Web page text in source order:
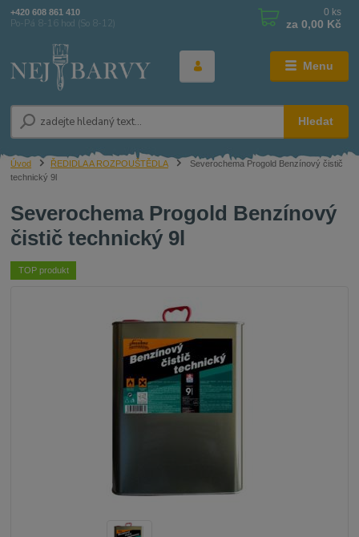
Menu
Hledat
+420 608 861 410
Po-Pá 8-16 hod (So 8-12)
0 ks
za 0,00 Kč
Úvod ŘEDIDLA A ROZPOUŠTĚDLA
Severochema Progold Benzínový čistič
technický 9l
Severochema Progold Benzínový
čistič technický 9l
TOP produkt